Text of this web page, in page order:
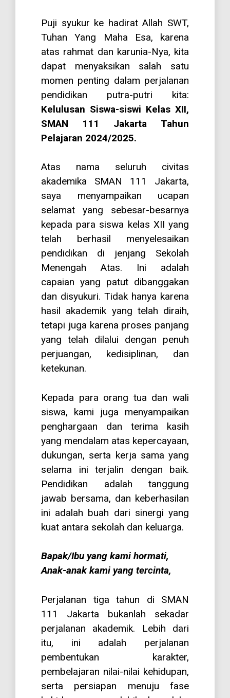
Puji syukur ke hadirat Allah SWT,
Tuhan Yang Maha Esa, karena
atas rahmat dan karunia-Nya, kita
dapat menyaksikan salah satu
momen penting dalam perjalanan
pendidikan putra-putri kita:
Kelulusan Siswa-siswi Kelas XII,
SMAN 111 Jakarta Tahun
Pelajaran 2024/2025.
Atas nama seluruh civitas
akademika SMAN 111 Jakarta,
saya menyampaikan ucapan
selamat yang sebesar-besarnya
kepada para siswa kelas XII yang
telah berhasil menyelesaikan
pendidikan di jenjang Sekolah
Menengah Atas. Ini adalah
capaian yang patut dibanggakan
dan disyukuri. Tidak hanya karena
hasil akademik yang telah diraih,
tetapi juga karena proses panjang
yang telah dilalui dengan penuh
perjuangan, kedisiplinan, dan
ketekunan.
Kepada para orang tua dan wali
siswa, kami juga menyampaikan
penghargaan dan terima kasih
yang mendalam atas kepercayaan,
dukungan, serta kerja sama yang
selama ini terjalin dengan baik.
Pendidikan adalah tanggung
jawab bersama, dan keberhasilan
ini adalah buah dari sinergi yang
kuat antara sekolah dan keluarga.
Bapak/Ibu yang kami hormati,
Anak-anak kami yang tercinta,
Perjalanan tiga tahun di SMAN
111 Jakarta bukanlah sekadar
perjalanan akademik. Lebih dari
itu, ini adalah perjalanan
pembentukan karakter,
pembelajaran nilai-nilai kehidupan,
serta persiapan menuju fase